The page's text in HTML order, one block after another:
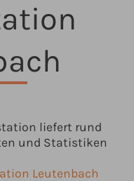
liefert rund
und Statistiken
Leutenbach